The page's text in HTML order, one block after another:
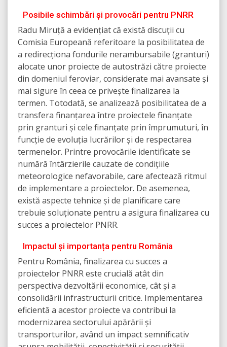
Posibile schimbări și provocări pentru PNRR
Radu Miruță a evidențiat că există discuții cu
Comisia Europeană referitoare la posibilitatea de
a redirecționa fondurile nerambursabile (granturi)
alocate unor proiecte de autostrăzi către proiecte
din domeniul feroviar, considerate mai avansate și
mai sigure în ceea ce privește finalizarea la
termen. Totodată, se analizează posibilitatea de a
transfera finanțarea între proiectele finanțate
prin granturi și cele finanțate prin împrumuturi, în
funcție de evoluția lucrărilor și de respectarea
termenelor. Printre provocările identificate se
numără întârzierile cauzate de condițiile
meteorologice nefavorabile, care afectează ritmul
de implementare a proiectelor. De asemenea,
există aspecte tehnice și de planificare care
trebuie soluționate pentru a asigura finalizarea cu
succes a proiectelor PNRR.
Impactul și importanța pentru România
Pentru România, finalizarea cu succes a
proiectelor PNRR este crucială atât din
perspectiva dezvoltării economice, cât și a
consolidării infrastructurii critice. Implementarea
eficientă a acestor proiecte va contribui la
modernizarea sectorului apărării și
transporturilor, având un impact semnificativ